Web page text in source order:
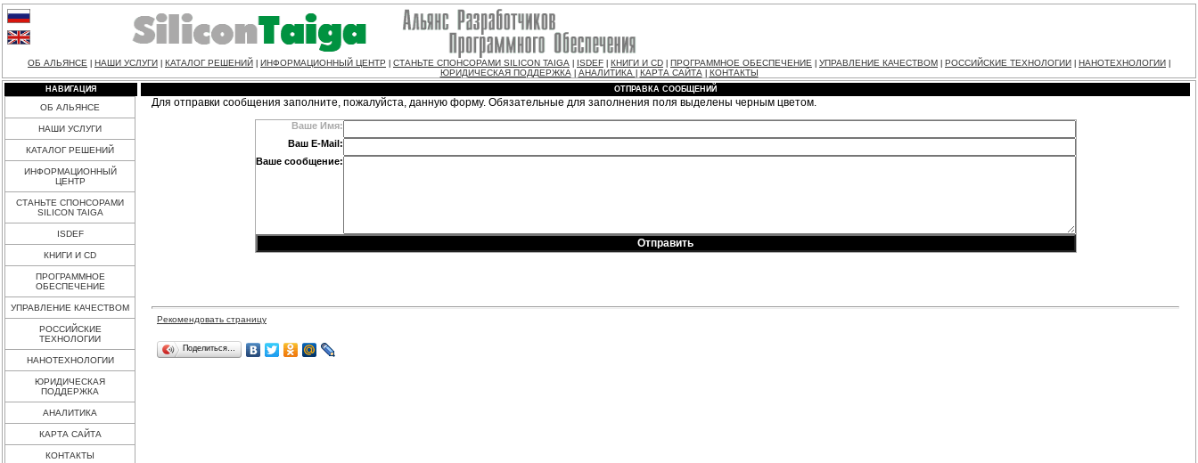
ОБ АЛЬЯНСЕ НАШИ УСЛУГИ КАТАЛОГ РЕШЕНИЙ ИНФОРМАЦИОННЫЙ ЦЕНТР СТАНЬТЕ СПОНСОРАМИ SILICON TAIGA ISDEF КНИГИ И CD ПРОГРАММНОЕ ОБЕСПЕЧЕНИЕ УПРАВЛЕНИЕ КАЧЕСТВОМ РОССИЙСКИЕ ТЕХНОЛОГИИ НАНОТЕХНОЛОГИИ
ЮРИДИЧЕСКАЯ ПОДДЕРЖКА| АНАЛИТИКА КАРТА САЙТА| КОНТАКТЫ
НАВИГАЦИЯ
ОБ АЛЬЯНСЕ
НАШИ УСЛУГИ
КАТАЛОГ РЕШЕНИЙ
ИНФОРМАЦИОННЫЙ
ЦЕНТР
СТАНЬТЕ СПОНСОРАМИ
SILICON TAIGA
ISDEF
КНИГИ И CD
ПРОГРАММНОЕ
ОБЕСПЕЧЕНИЕ
УПРАВЛЕНИЕ КАЧЕСТВОМ
РОССИЙСКИЕ
ТЕХНОЛОГИИ
НАНОТЕХНОЛОГИИ
ЮРИДИЧЕСКАЯ
ПОДДЕРЖКА
АНАЛИТИКА
КАРТА САЙТА
КОНТАКТЫ
ОТПРАВКА СООБЩЕНИЙ
Для отправки сообщения заполните, пожалуйста, данную форму. Обязательные для заполнения поля выделены черным цветом.
Ваше Имя:
Ваш E-Mail:
Ваше сообщение:
Рекомендовать страницу
Поделиться…